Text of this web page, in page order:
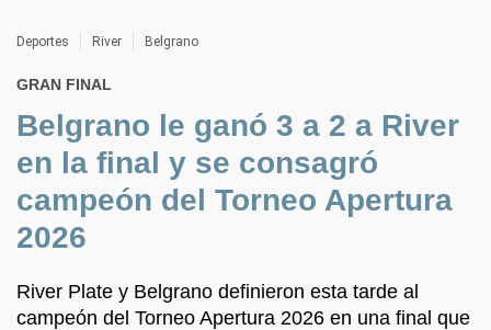
Deportes River Belgrano
GRAN FINAL
Belgrano le ganó 3 a 2 a River
en la final y se consagró
campeón del Torneo Apertura
2026
River Plate y Belgrano definieron esta tarde al
campeón del Torneo Apertura 2026 en una final que